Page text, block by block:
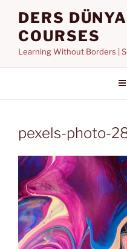
DERS
COURSES
Learning Without Borders |
pexels-photo-